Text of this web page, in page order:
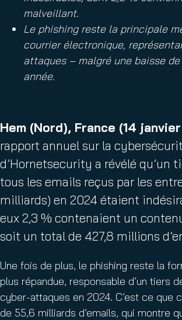
malveillant.
Le phishing reste la principale
courrier électronique,
attaques – malgré une baisse
année.
Hem (Nord), France (14
rapport annuel sur la
d’Hornetsecurity a révélé qu’un
tous les emails reçus par les
milliards) en 2024 étaient
eux 2,3 % contenaient un
soit un total de 427,8 millions
Une fois de plus, le phishing reste la
plus répandue, responsable d’un tiers
cyber-attaques en 2024. C’est ce que
de 55,6 milliards d’emails, qui montre